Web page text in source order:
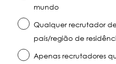
mundo
Qualquer recrutador
país/região de
Apenas recrutadores